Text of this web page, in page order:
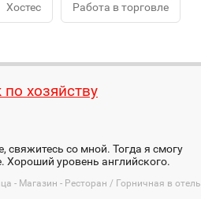
Хостес Работа в торговле
хозяйству
со мной. Тогда я смогу
Хороший уровень английского.
- Магазин - Ресторан / Горничная в отель